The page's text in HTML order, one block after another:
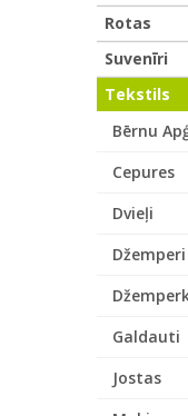
Rotas
Suvenīri
Tekstils
Bērnu
Cepures
Dvieļi
Džemperi
Galdauti
Jostas